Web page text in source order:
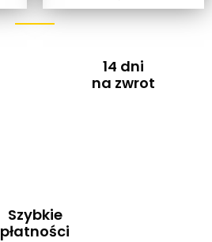
14 dni
na zwrot
Szybkie
płatności